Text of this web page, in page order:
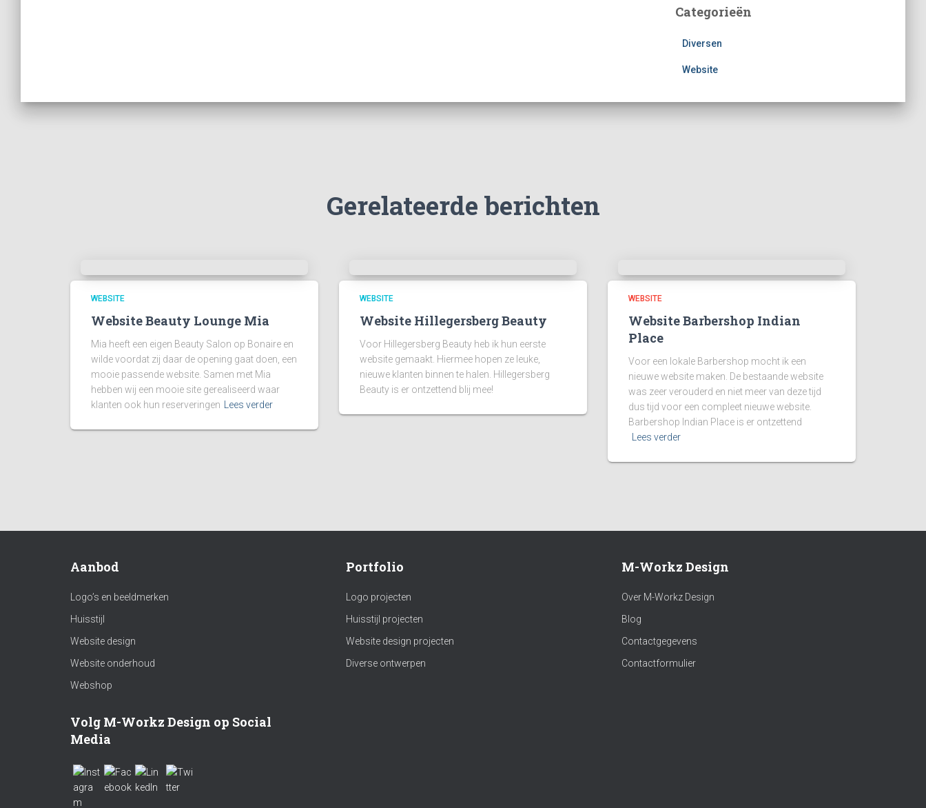
Categorieën
Diversen
Website
Gerelateerde berichten
WEBSITE
Website Beauty Lounge Mia
Mia heeft een eigen Beauty Salon op Bonaire en
wilde voordat zij daar de opening gaat doen, een
mooie passende website. Samen met Mia
hebben wij een mooie site gerealiseerd waar
klanten ook hun reserveringen
Lees verder
WEBSITE
Website Hillegersberg Beauty
Voor Hillegersberg Beauty heb ik hun eerste
website gemaakt. Hiermee hopen ze leuke,
nieuwe klanten binnen te halen. Hillegersberg
Beauty is er ontzettend blij mee!
WEBSITE
Website Barbershop Indian
Place
Voor een lokale Barbershop mocht ik een
nieuwe website maken. De bestaande website
was zeer verouderd en niet meer van deze tijd
dus tijd voor een compleet nieuwe website.
Barbershop Indian Place is er ontzettend
Lees verder
Aanbod
Logo’s en beeldmerken
Huisstijl
Website design
Website onderhoud
Webshop
Volg M-Workz Design op Social
Media
Portfolio
Logo projecten
Huisstijl projecten
Website design projecten
Diverse ontwerpen
M-Workz Design
Over M-Workz Design
Blog
Contactgegevens
Contactformulier